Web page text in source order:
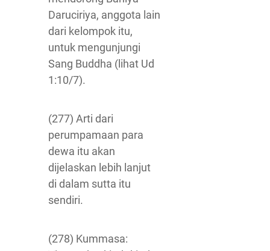
Daruciriya, anggota lain
dari kelompok itu,
untuk mengunjungi
Sang Buddha (lihat Ud
1:10/7).
(277) Arti dari
perumpamaan para
dewa itu akan
dijelaskan lebih lanjut
di dalam sutta itu
sendiri.
(278) Kummasa: